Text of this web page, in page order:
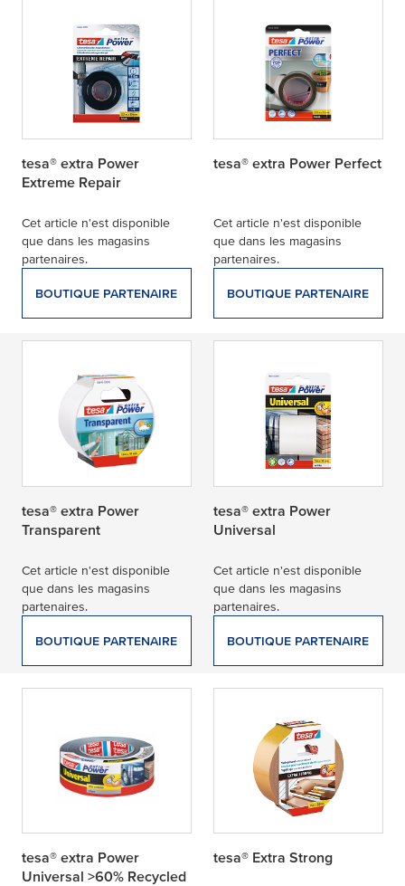
tesa® extra Power
Extreme Repair
Cet article n'est disponible
que dans les magasins
partenaires.
BOUTIQUE PARTENAIRE
tesa® extra Power Perfect
Cet article n'est disponible
que dans les magasins
partenaires.
BOUTIQUE PARTENAIRE
tesa® extra Power
Transparent
Cet article n'est disponible
que dans les magasins
partenaires.
BOUTIQUE PARTENAIRE
tesa® extra Power
Universal
Cet article n'est disponible
que dans les magasins
partenaires.
BOUTIQUE PARTENAIRE
tesa® extra Power
Universal >60% Recycled
tesa® Extra Strong